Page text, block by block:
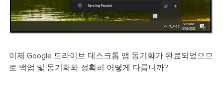
이제 Google 드라이브 데스크톱 앱 동기화가 완료되었으므
로 백업 및 동기화와 정확히 어떻게 다릅니까?